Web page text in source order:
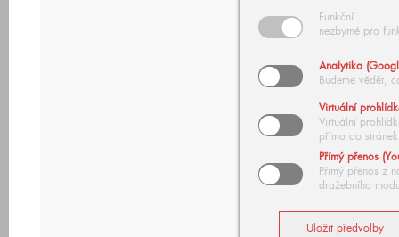
Funkční
nezbytné pro
Analytika
Budeme vědět,
Virtuální
Virtuální
přímo do stránek
Přímý přenos
Přímý přenos z
dražebního